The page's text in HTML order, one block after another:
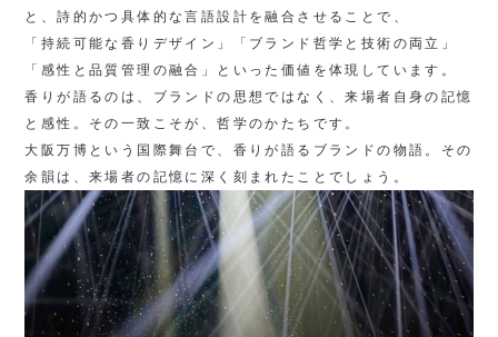
と、詩的かつ具体的な言語設計を融合させることで、
「持続可能な香りデザイン」「ブランド哲学と技術の両立」
「感性と品質管理の融合」といった価値を体現しています。
香りが語るのは、ブランドの思想ではなく、来場者自身の記憶
と感性。その一致こそが、哲学のかたちです。
大阪万博という国際舞台で、香りが語るブランドの物語。その
余韻は、来場者の記憶に深く刻まれたことでしょう。